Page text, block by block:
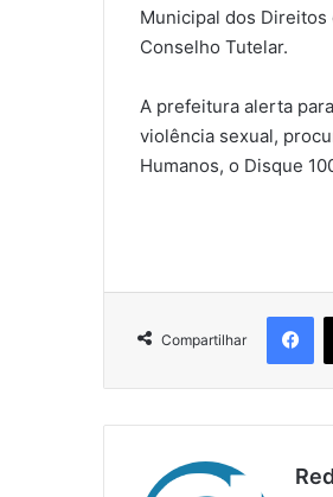
Municipal dos Direitos
Conselho Tutelar.
A prefeitura alerta
violência sexual,
Humanos, o Disque
Compartilhar